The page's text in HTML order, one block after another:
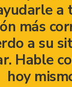
a
más
a su
Hable
hoy